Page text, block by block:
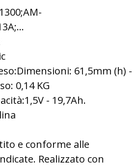
61,5mm (h) -
0,14 KG
- 19,7Ah.
e conforme alle
Realizzato con